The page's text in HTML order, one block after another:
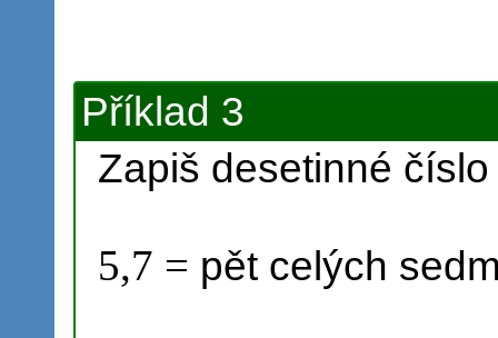
Příklad 3
Zapiš desetinné
5,7 = pět celých